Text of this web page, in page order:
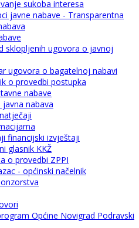
sukoba interesa
javne nabave - Transparentna
sklopljenih ugovora o javnoj
ugovora o bagatelnoj nabavi
o provedbi postupka
nabave
javna nabava
financijski izvještaji
glasnik KKŽ
o provedbi ZPPI
- općinski načelnik
Općine Novigrad Podravski